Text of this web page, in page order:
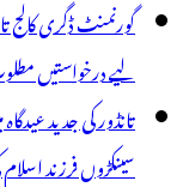
گورنمنٹ ڈگری کالج
لیے درخواستیں
تانڈور کی جدید
سینکڑوں فرزند